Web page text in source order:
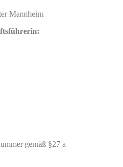
Mannheim
gemäß §27 a